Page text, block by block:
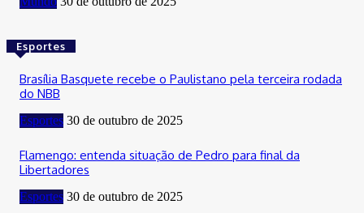
Esportes
Brasília Basquete recebe o Paulistano pela terceira rodada
do NBB
Esportes 30 de outubro de 2025
Flamengo: entenda situação de Pedro para final da
Libertadores
Esportes 30 de outubro de 2025